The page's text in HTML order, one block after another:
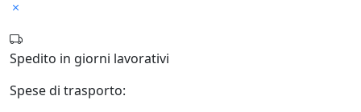
Spedito in giorni lavorativi
Spese di trasporto: